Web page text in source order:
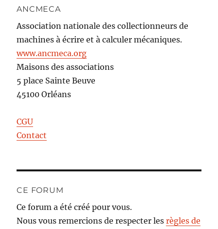
ANCMECA
Association nationale des collectionneurs de
machines à écrire et à calculer mécaniques.
www.ancmeca.org
Maisons des associations
5 place Sainte Beuve
45100 Orléans
CGU
Contact
CE FORUM
Ce forum a été créé pour vous.
Nous vous remercions de respecter lesrègles de